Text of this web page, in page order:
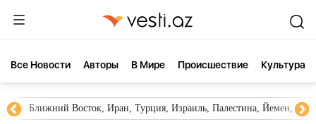
Все Новости Aвторы В Мире Происшествие Культура
Ближний Восток, Иран, Турция, Израиль, Палестина, Йемен,